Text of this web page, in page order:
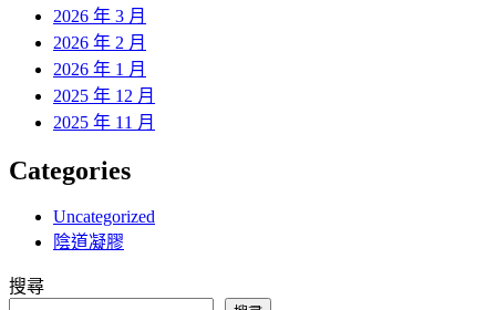
2026 年 3 月
2026 年 2 月
2026 年 1 月
2025 年 12 月
2025 年 11 月
Categories
Uncategorized
陰道凝膠
搜尋